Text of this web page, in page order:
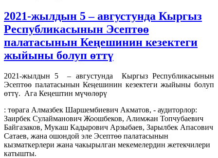
2021-жылдын 5 – августунда Кыргыз
Республикасынын Эсептөө
палатасынын Кеңешинин кезектеги
жыйыны болуп өттү
2021-жылдын 5 – августунда Кыргыз Республикасынын
Эсептөө палатасынын Кеңешинин кезектеги жыйыны болуп
өттү. Ага Кеңештин мүчөлөрү
: төрага Алмазбек Шаршембиевич Акматов, - аудиторлор:
Заирбек Сулайманович Жоошбеков, Алимжан Топчубаевич
Байгазаков, Мукаш Кадырович Арзыбаев, Зарылбек Апасович
Сатаев, жана ошондой эле Эсептөө палатасынын
кызматкерлери жана чакырылган мекемелердин жетекчилери
катышты.